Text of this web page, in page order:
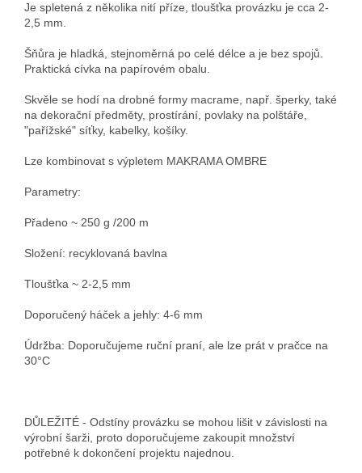
Je spletená z několika nití příze, tloušťka provázku je cca 2-
2,5 mm.
Šňůra je hladká, stejnoměrná po celé délce a je bez spojů.
Praktická cívka na papírovém obalu.
Skvěle se hodí na drobné formy macrame, např. šperky, také
na dekorační předměty, prostírání, povlaky na polštáře,
"pařížské" síťky, kabelky, košíky.
Lze kombinovat s výpletem MAKRAMA OMBRE
Parametry:
Přadeno ~ 250 g /200 m
Složení: recyklovaná bavlna
Tloušťka ~ 2-2,5 mm
Doporučený háček a jehly: 4-6 mm
Údržba: Doporučujeme ruční praní, ale lze prát v pračce na
30°C
DŮLEŽITÉ - Odstíny provázku se mohou lišit v závislosti na
výrobní šarži, proto doporučujeme zakoupit množství
potřebné k dokončení projektu najednou.